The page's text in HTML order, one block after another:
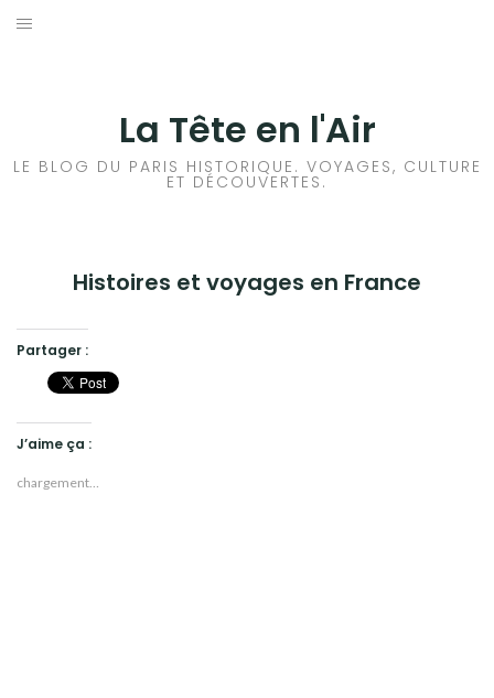
Aller
La Tête en l'Air
LE BLOG DU PARIS HISTORIQUE. VOYAGES, CULTURE
ET DÉCOUVERTES.
Histoires et voyages en France
Partager :
J’aime ça :
chargement…
HISTOIRES EN ILE DE FRANCE
VOYAGES À L’ÉTRANGER
CULTURES